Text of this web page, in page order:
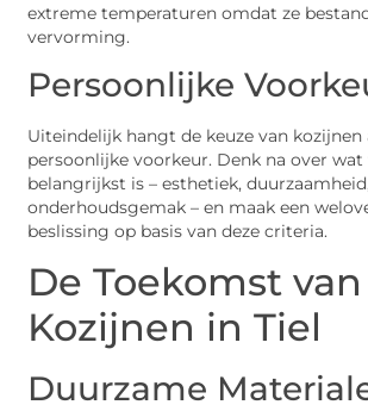
extreme temperaturen omdat ze
vervorming.
Persoonlijke
Uiteindelijk hangt de keuze van kozijnen
persoonlijke voorkeur. Denk na over
belangrijkst is – esthetiek, duurzaamheid,
onderhoudsgemak – en maak een
beslissing op basis van deze criteria.
De Toekomst van
Kozijnen in Tiel
Duurzame